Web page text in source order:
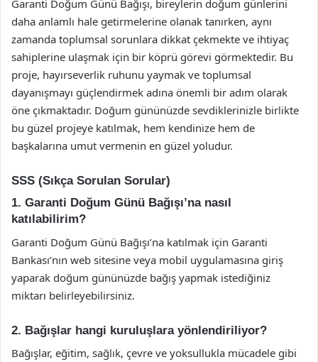
Garanti Doğum Günü Bağışı, bireylerin doğum günlerini
daha anlamlı hale getirmelerine olanak tanırken, aynı
zamanda toplumsal sorunlara dikkat çekmekte ve ihtiyaç
sahiplerine ulaşmak için bir köprü görevi görmektedir. Bu
proje, hayırseverlik ruhunu yaymak ve toplumsal
dayanışmayı güçlendirmek adına önemli bir adım olarak
öne çıkmaktadır. Doğum gününüzde sevdiklerinizle birlikte
bu güzel projeye katılmak, hem kendinize hem de
başkalarına umut vermenin en güzel yoludur.
SSS (Sıkça Sorulan Sorular)
1. Garanti Doğum Günü Bağışı’na nasıl
katılabilirim?
Garanti Doğum Günü Bağışı’na katılmak için Garanti
Bankası’nın web sitesine veya mobil uygulamasına giriş
yaparak doğum gününüzde bağış yapmak istediğiniz
miktarı belirleyebilirsiniz.
2. Bağışlar hangi kuruluşlara yönlendiriliyor?
Bağışlar, eğitim, sağlık, çevre ve yoksullukla mücadele gibi